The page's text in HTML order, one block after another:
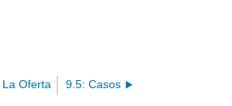
La Oferta 9.5: Casos